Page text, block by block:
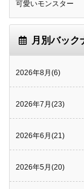
可愛いモンスター
月別バック
2026年8月(6)
2026年7月(23)
2026年6月(21)
2026年5月(20)